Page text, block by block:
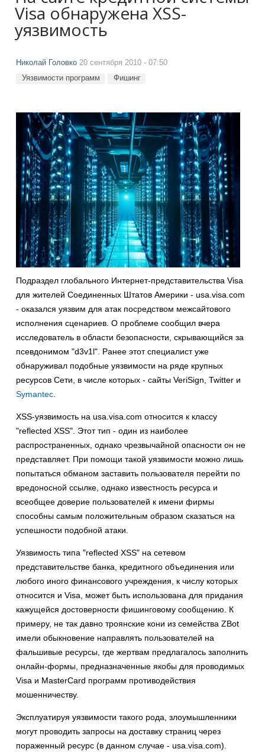
Visa обнаружена XSS-
уязвимость
Николай Головко 20 сентября 2010 - 07:50
Уязвимости программ Фишинг
Подраздел глобального Интернет-представительства Visa
для жителей Соединенных Штатов Америки - usa.visa.com
- оказался уязвим для атак посредством межсайтового
исполнения сценариев. О проблеме сообщил вчера
исследователь в области безопасности, скрывающийся за
псевдонимом "d3v1l". Ранее этот специалист уже
обнаруживал подобные уязвимости на ряде крупных
ресурсов Сети, в числе которых - сайты VeriSign, Twitter и
Symantec.
XSS-уязвимость на usa.visa.com относится к классу
"reflected XSS". Этот тип - один из наиболее
распространенных, однако чрезвычайной опасности он не
представляет. При помощи такой уязвимости можно лишь
попытаться обманом заставить пользователя перейти по
вредоносной ссылке, однако известность ресурса и
всеобщее доверие пользователей к имени фирмы
способны самым положительным образом сказаться на
успешности подобной атаки.
Уязвимость типа "reflected XSS" на сетевом
представительстве банка, кредитного объединения или
любого иного финансового учреждения, к числу которых
относится и Visa, может быть использована для придания
кажущейся достоверности фишинговому сообщению. К
примеру, не так давно троянские кони из семейства ZBot
имели обыкновение направлять пользователей на
фальшивые ресурсы, где жертвам предлагалось заполнить
онлайн-формы, предназначенные якобы для проводимых
Visa и MasterCard программ противодействия
мошенничеству.
Эксплуатируя уязвимости такого рода, злоумышленники
могут проводить запросы на доставку страниц через
пораженный ресурс (в данном случае - usa.visa.com).